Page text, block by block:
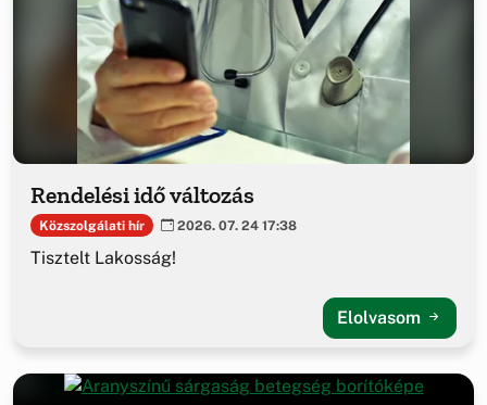
Rendelési idő változás
Közszolgálati hír 2026. 07. 24 17:38
Tisztelt Lakosság!
Elolvasom